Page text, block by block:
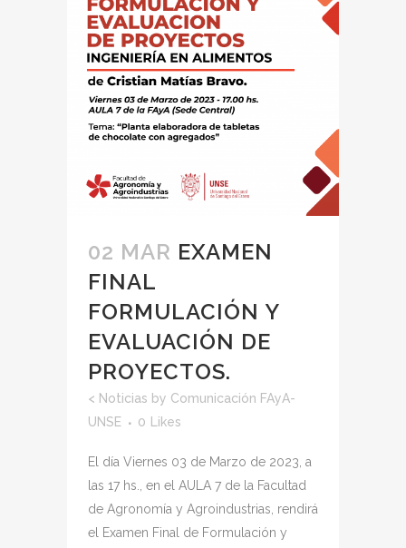
02 MAR EXAMEN
FINAL
FORMULACIÓN Y
EVALUACIÓN DE
PROYECTOS.
< Noticias by Comunicación FAyA-
UNSE
0 Likes
El día Viernes 03 de Marzo de 2023, a
las 17 hs., en el AULA 7 de la Facultad
de Agronomía y Agroindustrias, rendirá
el Examen Final de Formulación y